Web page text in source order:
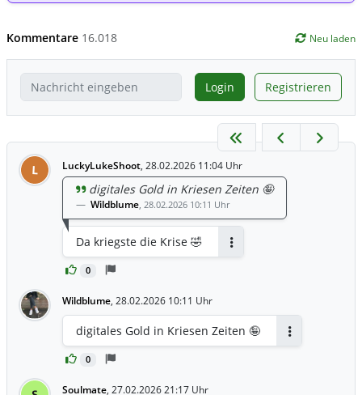
Kommentare 16.018 Neu laden
Login Registrieren
L LuckyLukeShoot, 28.02.2026 11:04 Uhr
0
digitales Gold in Kriesen Zeiten 🤪
Wildblume, 28.02.2026 10:11 Uhr
Da kriegste die Krise 🤣
Wildblume, 28.02.2026 10:11 Uhr
0
digitales Gold in Kriesen Zeiten 🤪
Soulmate, 27.02.2026 21:17 Uhr